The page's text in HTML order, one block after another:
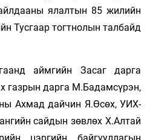
ялалтын 85 жилийн
Тусгаар тогтнолын талбайд
аймгийн Засаг дарга
газрын дарга М.Бадамсүрэн,
Ахмад дайчин Я.Өсөх, УИХ-
сайдын зөвлөх Х.Алтай
цэргийн байгууллагын